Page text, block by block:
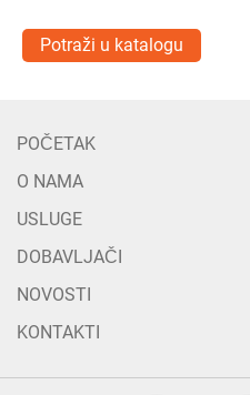
Potraži u katalogu
POČETAK
O NAMA
USLUGE
DOBAVLJAČI
NOVOSTI
KONTAKTI